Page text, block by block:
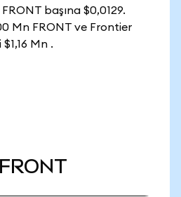
başına $0,0129.
Mn FRONT ve Frontier
Mn .
FRONT